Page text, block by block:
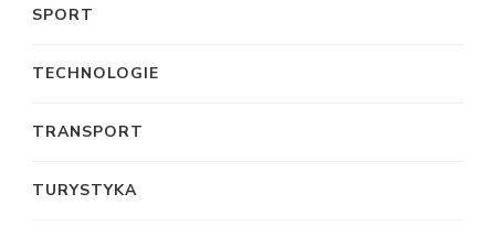
SPORT
TECHNOLOGIE
TRANSPORT
TURYSTYKA